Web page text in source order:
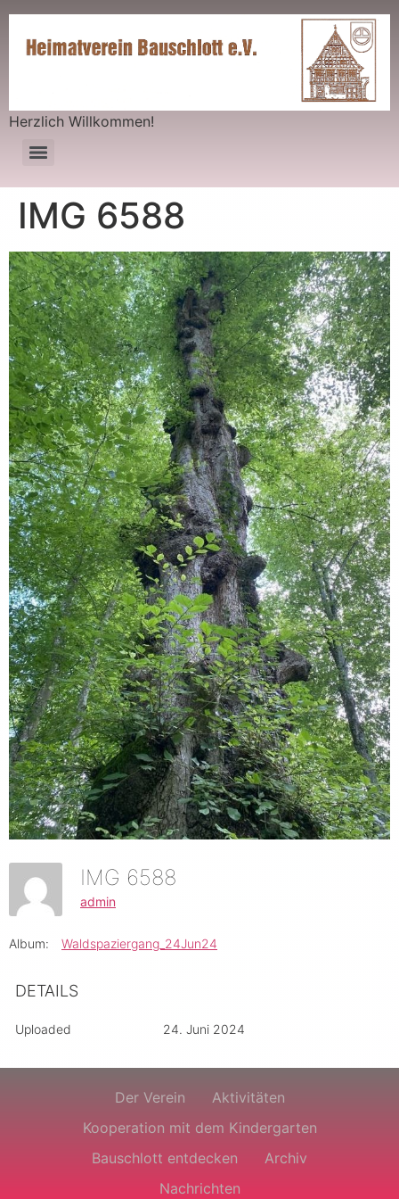
Herzlich Willkommen!
IMG 6588
IMG 6588
admin
Album: Waldspaziergang_24Jun24
DETAILS
Uploaded 24. Juni 2024
Der Verein
Aktivitäten
Kooperation mit dem Kindergarten
Bauschlott entdecken
Archiv
Nachrichten